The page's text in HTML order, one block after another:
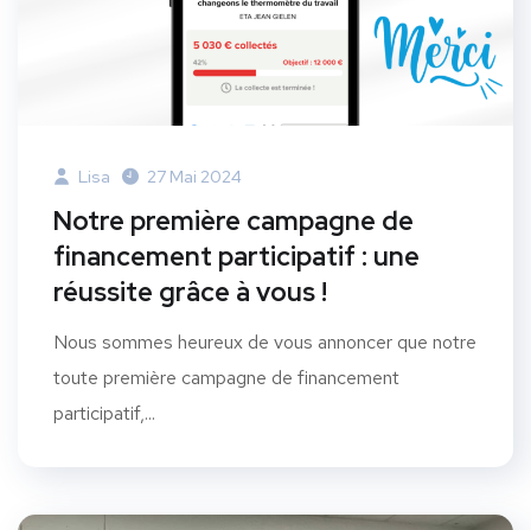
Lisa 27 Mai 2024
Notre première campagne de
financement participatif : une
réussite grâce à vous !
Nous sommes heureux de vous annoncer que notre
toute première campagne de financement
participatif,...